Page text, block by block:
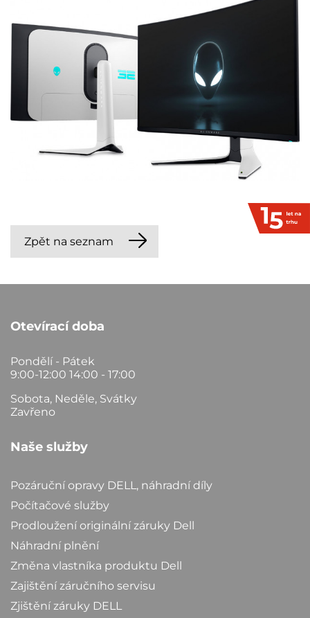
Zpět na seznam
Otevírací doba
Pondělí - Pátek
9:00-12:00 14:00 - 17:00
Sobota, Neděle, Svátky
Zavřeno
Naše služby
Pozáruční opravy DELL, náhradní díly
Počítačové služby
Prodloužení originální záruky Dell
Náhradní plnění
Změna vlastníka produktu Dell
Zajištění záručního servisu
Zjištění záruky DELL